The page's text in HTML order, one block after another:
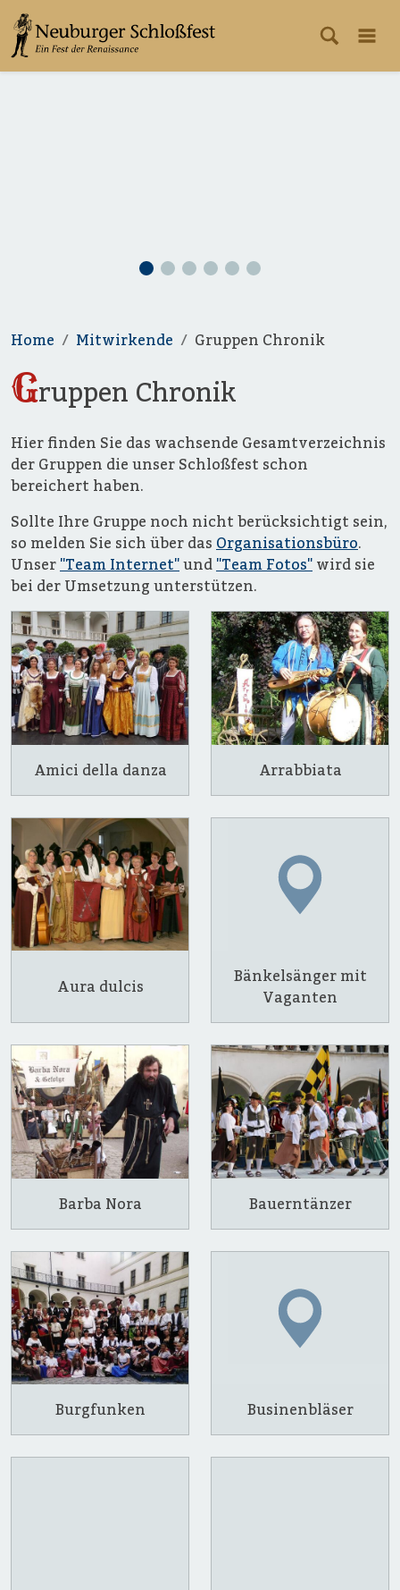
Home Mitwirkende Gruppen Chronik
Gruppen Chronik
Hier finden Sie das wachsende Gesamtverzeichnis
der Gruppen die unser Schloßfest schon
bereichert haben.
Sollte Ihre Gruppe noch nicht berücksichtigt sein,
so melden Sie sich über das Organisationsbüro.
Unser "Team Internet"und "Team Fotos" wird sie
bei der Umsetzung unterstützen.
Amici della danza Arrabbiata
Aura dulcis
Bänkelsänger mit
Vaganten
Barba Nora Bauerntänzer
Burgfunken Businenbläser